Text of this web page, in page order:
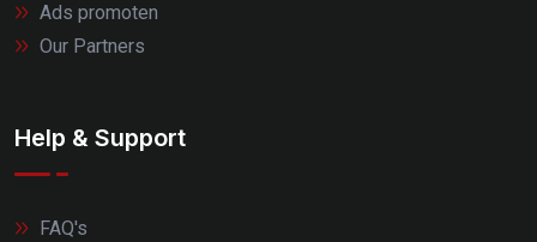
Ads promoten
Our Partners
Help & Support
FAQ's